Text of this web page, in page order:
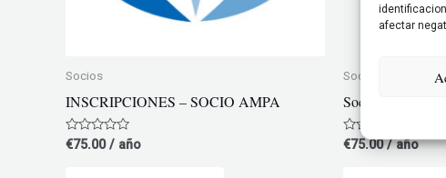
afectar
Socios
INSCRIPCIONES – SOCIO AMPA
Valorado
€75.00 / año
Socios
Socio del ampa
Valorado
€75.00 / año